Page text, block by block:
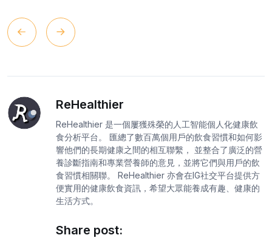
ReHealthier
ReHealthier 是一個屢獲殊榮的人工智能個人化健康飲
食分析平台。 匯總了數百萬個用戶的飲食習慣和如何影
響他們的長期健康之間的相互聯繫， 並整合了廣泛的營
養診斷指南和專業營養師的意見，並將它們與用戶的飲
食習慣相關聯。 ReHealthier 亦會在IG社交平台提供方
便實用的健康飲食資訊，希望大眾能養成有趣、健康的
生活方式。
Share post: